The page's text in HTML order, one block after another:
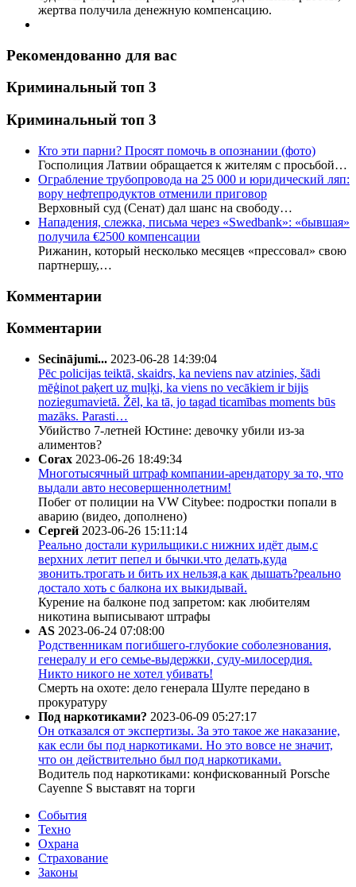
жертва получила денежную компенсацию.
Рекомендованно для вас
Криминальный топ 3
Криминальный топ 3
Кто эти парни? Просят помочь в опознании (фото)
Госполиция Латвии обращается к жителям с просьбой…
Ограбление трубопровода на 25 000 и юридический ляп:
вору нефтепродуктов отменили приговор
Верховный суд (Сенат) дал шанс на свободу…
Нападения, слежка, письма через «Swedbank»: «бывшая»
получила €2500 компенсации
Рижанин, который несколько месяцев «прессовал» свою
партнершу,…
Комментарии
Комментарии
Secinājumi... 2023-06-28 14:39:04
Pēc policijas teiktā, skaidrs, ka neviens nav atzinies, šādi
mēģinot paķert uz muļķi, ka viens no vecākiem ir bijis
noziegumavietā. Žēl, ka tā, jo tagad ticamības moments būs
mazāks. Parasti…
Убийство 7-летней Юстине: девочку убили из-за
алиментов?
Corax 2023-06-26 18:49:34
Многотысячный штраф компании-арендатору за то, что
выдали авто несовершеннолетним!
Побег от полиции на VW Citybee: подростки попали в
аварию (видео, дополнено)
Сергей 2023-06-26 15:11:14
Реально достали курильщики.с нижних идёт дым,с
верхних летит пепел и бычки.что делать,куда
звонить.трогать и бить их нельзя,а как дышать?реально
достало хоть с балкона их выкидывай.
Курение на балконе под запретом: как любителям
никотина выписывают штрафы
AS 2023-06-24 07:08:00
Родственникам погибшего-глубокие соболезнования,
генералу и его семье-выдержки, суду-милосердия.
Никто никого не хотел убивать!
Смерть на охоте: дело генерала Шулте передано в
прокуратуру
Под наркотиками? 2023-06-09 05:27:17
Он отказался от экспертизы. За это такое же наказание,
как если бы под наркотиками. Но это вовсе не значит,
что он действительно был под наркотиками.
Водитель под наркотиками: конфискованный Porsche
Cayenne S выставят на торги
События
Техно
Охрана
Страхование
Законы